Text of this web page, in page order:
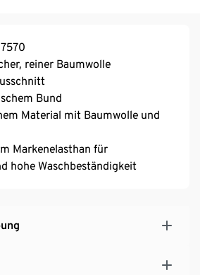
reiner Baumwolle
Bund
Material mit Baumwolle und
Markenelasthan für
hohe Waschbeständigkeit